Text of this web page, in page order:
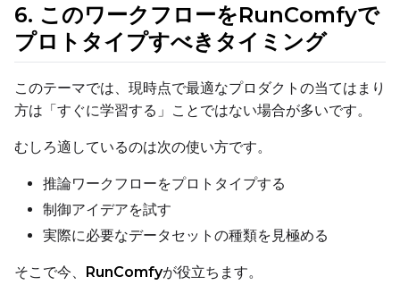
Width
6. このワークフローをRunComfyで
プロトタイプすべきタイミング
このテーマでは、現時点で最適なプロダクトの当てはまり
方は「すぐに学習する」ことではない場合が多いです。
むしろ適しているのは次の使い方です。
推論ワークフローをプロトタイプする
制御アイデアを試す
実際に必要なデータセットの種類を見極める
そこで今、 RunComfyが役立ちます。